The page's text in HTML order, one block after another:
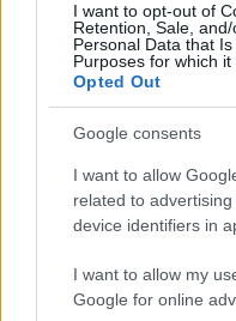
I want to opt-out of
Retention, Sale,
Personal Data that
Purposes for which it
Opted Out
Google consents
I want to allow
related to
device identifiers in
I want to allow my
Google for online
News Hub UK
Lgbtq News
Investeren 24
NL Newz